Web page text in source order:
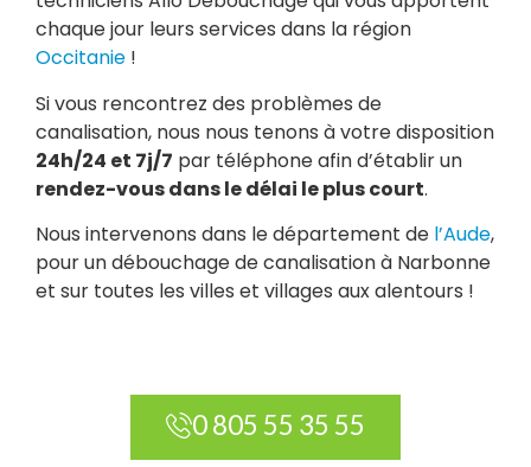
chaque jour leurs services dans la région
Occitanie !
Si vous rencontrez des problèmes de
canalisation, nous nous tenons à votre disposition
24h/24 et 7j/7 par téléphone afin d’établir un
rendez-vous dans le délai le plus court.
Nous intervenons dans le département de l’Aude,
pour un débouchage de canalisation à Narbonne
et sur toutes les villes et villages aux alentours !
0 805 55 35 55